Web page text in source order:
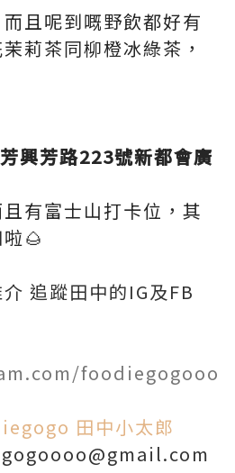
且呢到嘅野飲都好有
莉茶同柳橙冰綠茶，
興芳路223號新都會廣
有富士山打卡位，其
🌰
追蹤田中的IG及FB
foodiegogooo
田中小太郎